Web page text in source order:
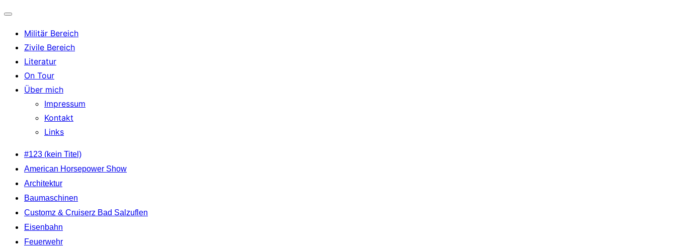
umschalten
Militär Bereich
Zivile Bereich
Literatur
On Tour
Über mich
Impressum
Kontakt
Links
Zum
Inhalt
springen
#123 (kein Titel)
American Horsepower Show
Architektur
Baumaschinen
Customz & Cruiserz Bad Salzuflen
Eisenbahn
Feuerwehr